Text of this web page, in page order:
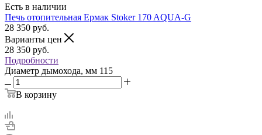
Есть в наличии
Печь отопительная Ермак Stoker 170 AQUA-G
28 350 руб.
Варианты цен
28 350 руб.
Подробности
Диаметр дымохода, мм 115
В корзину